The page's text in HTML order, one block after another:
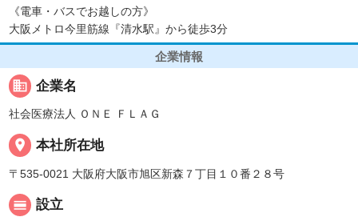
《電車・バスでお越しの方》
大阪メトロ今里筋線『清水駅』から徒歩3分
企業情報
business 企業名
社会医療法人 ＯＮＥ ＦＬＡＧ
place 本社所在地
〒535-0021 大阪府大阪市旭区新森７丁目１０番２８号
calendar_view_day 設立